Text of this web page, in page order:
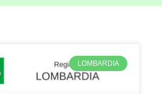
LOMBARDIA